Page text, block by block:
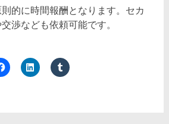
的に時間報酬となります。セカ
渉なども依頼可能です。